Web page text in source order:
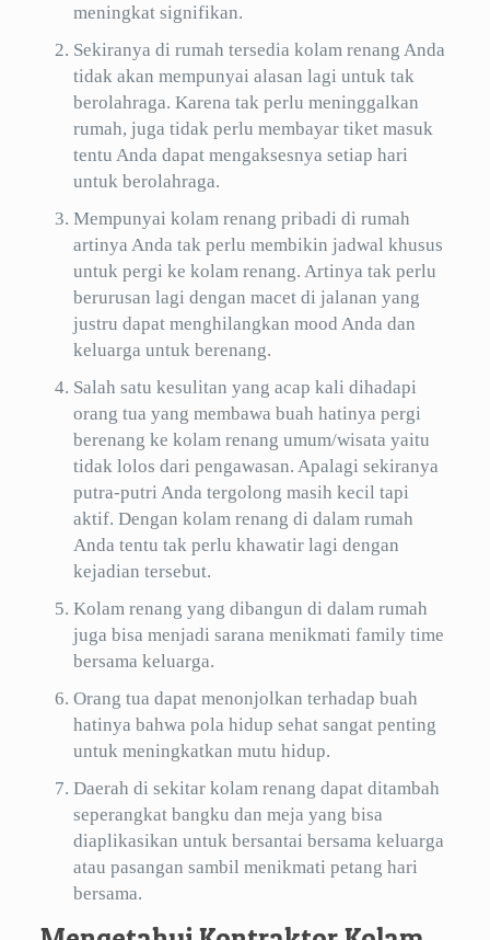
meningkat signifikan.
Sekiranya di rumah tersedia kolam renang Anda
tidak akan mempunyai alasan lagi untuk tak
berolahraga. Karena tak perlu meninggalkan
rumah, juga tidak perlu membayar tiket masuk
tentu Anda dapat mengaksesnya setiap hari
untuk berolahraga.
Mempunyai kolam renang pribadi di rumah
artinya Anda tak perlu membikin jadwal khusus
untuk pergi ke kolam renang. Artinya tak perlu
berurusan lagi dengan macet di jalanan yang
justru dapat menghilangkan mood Anda dan
keluarga untuk berenang.
Salah satu kesulitan yang acap kali dihadapi
orang tua yang membawa buah hatinya pergi
berenang ke kolam renang umum/wisata yaitu
tidak lolos dari pengawasan. Apalagi sekiranya
putra-putri Anda tergolong masih kecil tapi
aktif. Dengan kolam renang di dalam rumah
Anda tentu tak perlu khawatir lagi dengan
kejadian tersebut.
Kolam renang yang dibangun di dalam rumah
juga bisa menjadi sarana menikmati family time
bersama keluarga.
Orang tua dapat menonjolkan terhadap buah
hatinya bahwa pola hidup sehat sangat penting
untuk meningkatkan mutu hidup.
Daerah di sekitar kolam renang dapat ditambah
seperangkat bangku dan meja yang bisa
diaplikasikan untuk bersantai bersama keluarga
atau pasangan sambil menikmati petang hari
bersama.